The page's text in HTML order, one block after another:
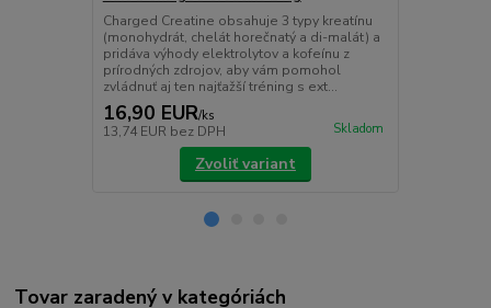
Charged Creatine obsahuje 3 typy kreatínu
(monohydrát, chelát horečnatý a di-malát) a
pridáva výhody elektrolytov a kofeínu z
prírodných zdrojov, aby vám pomohol
zvládnuť aj ten najťažší tréning s ext...
16,90 EUR/ks
13,74 EUR bez DPH Skladom
Zvoliť variant
Tovar zaradený v kategóriách